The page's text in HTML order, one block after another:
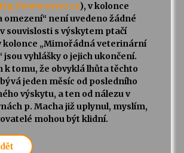
www.svscr.cz), v kolonce
omezení“ není uvedeno žádné
souvislosti s výskytem ptačí
kolonce „Mimořádná veterinární
jsou vyhlášky o jejich ukončení.
k tomu, že obvyklá lhůta těchto
jeden měsíc od posledního
výskytu, a ten od nálezu v
p. Macha již uplynul, myslím,
mohou být klidní.